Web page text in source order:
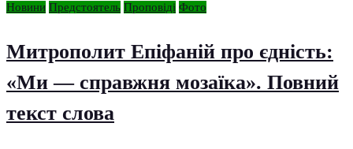
Новини Предстоятель Проповіді Фото
Митрополит Епіфаній про єдність:
«Ми — справжня мозаїка». Повний
текст слова